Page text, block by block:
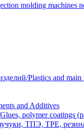
molding machines
Plastics and
and Additives
polymer coatings
ТПЭ, TPE,